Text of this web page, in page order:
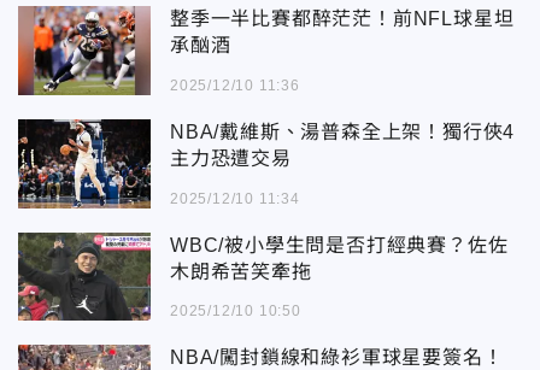
整季一半比賽都醉茫茫！前NFL球星坦
承酗酒
2025/12/10 11:36
NBA/戴維斯、湯普森全上架！獨行俠4
主力恐遭交易
2025/12/10 11:34
WBC/被小學生問是否打經典賽？佐佐
木朗希苦笑牽拖
2025/12/10 10:50
NBA/闖封鎖線和綠衫軍球星要簽名！